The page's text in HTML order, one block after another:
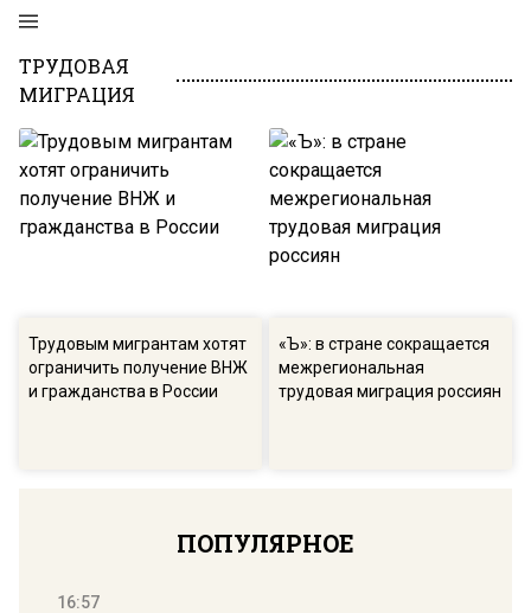
ТРУДОВАЯ
МИГРАЦИЯ
Трудовым мигрантам хотят
ограничить получение ВНЖ
и гражданства в России
«Ъ»: в стране сокращается
межрегиональная
трудовая миграция россиян
ПОПУЛЯРНОЕ
16:57